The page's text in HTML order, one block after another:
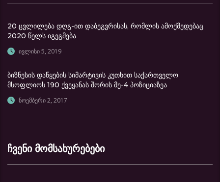
20 ცვლილება დღგ-ით დაბეგვრისას, რომლის ამოქმედებაც
2020 წელს იგეგმება
ივლისი 5, 2019
ბიზნესის დაწყების სიმარტივის კუთხით საქართველო
მსოფლიოს 190 ქვეყანას შორის მე-4 პოზიციაზეა
ნოემბერი 2, 2017
ჩვენი მომსახურებები